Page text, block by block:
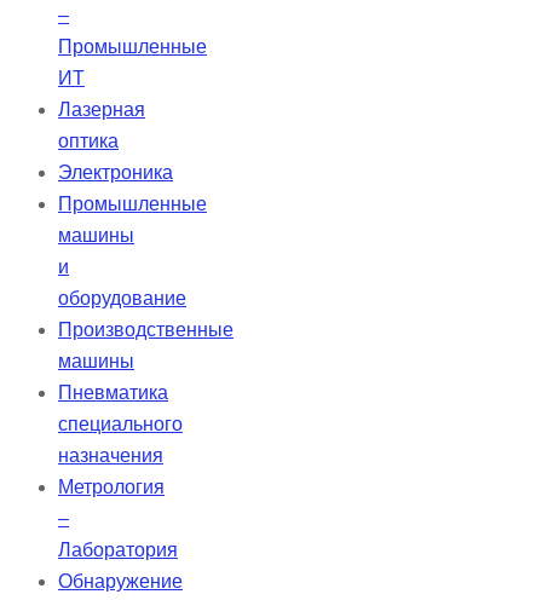
–
Промышленные
ИТ
Лазерная
оптика
Электроника
Промышленные
машины
и
оборудование
Производственные
машины
Пневматика
специального
назначения
Метрология
–
Лаборатория
Обнаружение